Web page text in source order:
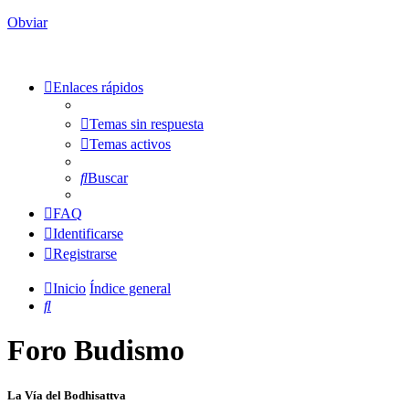
Obviar
Enlaces rápidos
Temas sin respuesta
Temas activos
Buscar
FAQ
Identificarse
Registrarse
Inicio Índice general
Buscar
Foro Budismo
La Vía del Bodhisattva